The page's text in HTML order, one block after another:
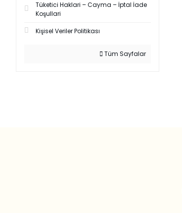
Tüketici Haklari – Cayma – İptal İade
Koşullari
Kişisel Veriler Politikası
Tüm Sayfalar